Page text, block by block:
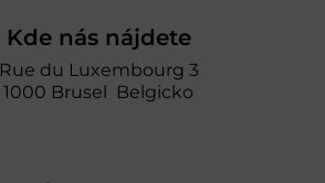
Kde nás nájdete
Rue du Luxembourg 3
1000 Brusel Belgicko